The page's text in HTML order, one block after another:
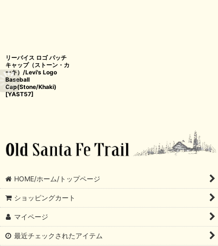
リーバイス ロゴ パッチ
キャップ（ストーン・カ
ーキ）/Levi's Logo
Baseball
Cap(Stone/Khaki)
[YAST57]
HOME/ホーム/トップページ
ショッピングカート
マイページ
最近チェックされたアイテム